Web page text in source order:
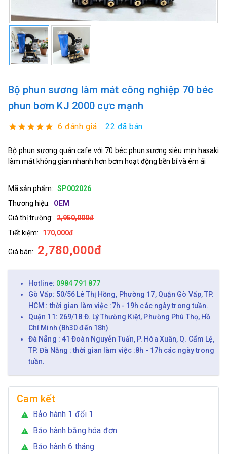
Bộ phun sương làm mát công nghiệp 70 béc
phun bơm KJ 2000 cực mạnh
6 đánh giá 22 đã bán
Bộ phun sương quán cafe với 70 béc phun sương siêu mịn hasaki
làm mát không gian nhanh hơn bơm hoạt động bền bỉ và êm ái
Mã sản phẩm: SP002026
Thương hiệu:
OEM
Giá thị trường: 2,950,000đ
Tiết kiệm:
170,000đ
Giá bán: 2,780,000đ
Hotline: 0984 791 877
Gò Vấp: 50/56 Lê Thị Hồng, Phường 17, Quận Gò Vấp, TP.
HCM : thời gian làm việc :7h - 19h các ngày trong tuần.
Quận 11: 269/18 Đ. Lý Thường Kiệt, Phường Phú Thọ, Hồ
Chí Minh (8h30 đến 18h)
Đà Nẵng : 41 Đoàn Nguyễn Tuấn, P. Hòa Xuân, Q. Cẩm Lệ,
TP. Đà Nẵng : thời gian làm việc :8h - 17h các ngày trong
tuần.
Cam kết
warning Bảo hành 1 đổi 1
warning Bảo hành bằng hóa đơn
warning Bảo hành 6 tháng